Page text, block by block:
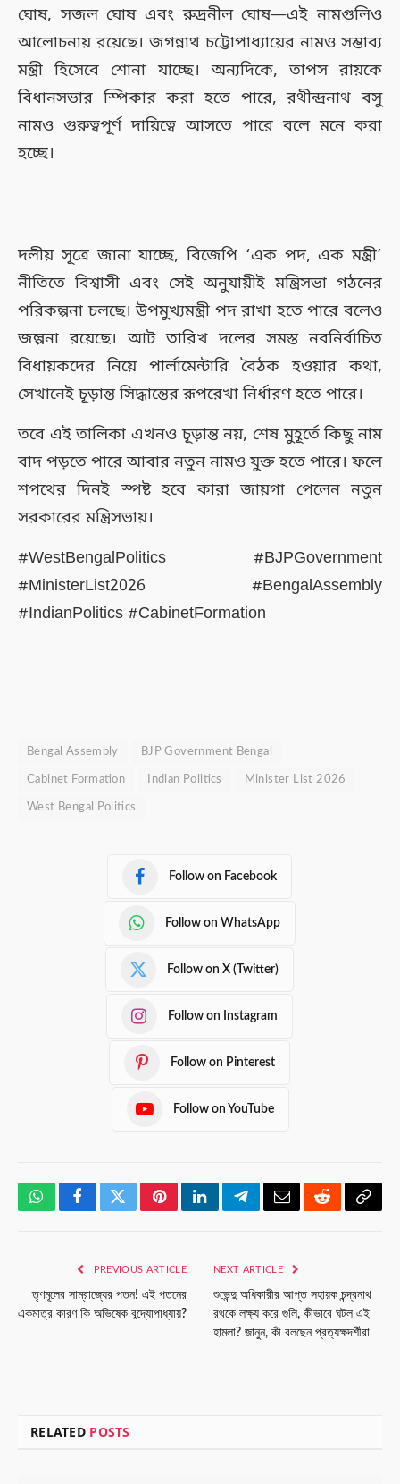
ঘোষ, সজল ঘোষ এবং রুদ্রনীল ঘোষ—এই নামগুলিও
আলোচনায় রয়েছে। জগন্নাথ চট্টোপাধ্যায়ের নামও সম্ভাব্য
মন্ত্রী হিসেবে শোনা যাচ্ছে। অন্যদিকে, তাপস রায়কে
বিধানসভার স্পিকার করা হতে পারে, রথীন্দ্রনাথ বসু
নামও গুরুত্বপূর্ণ দায়িত্বে আসতে পারে বলে মনে করা
হচ্ছে।
দলীয় সূত্রে জানা যাচ্ছে, বিজেপি ‘এক পদ, এক মন্ত্রী’
নীতিতে বিশ্বাসী এবং সেই অনুযায়ীই মন্ত্রিসভা গঠনের
পরিকল্পনা চলছে। উপমুখ্যমন্ত্রী পদ রাখা হতে পারে বলেও
জল্পনা রয়েছে। আট তারিখ দলের সমস্ত নবনির্বাচিত
বিধায়কদের নিয়ে পার্লামেন্টারি বৈঠক হওয়ার কথা,
সেখানেই চূড়ান্ত সিদ্ধান্তের রূপরেখা নির্ধারণ হতে পারে।
তবে এই তালিকা এখনও চূড়ান্ত নয়, শেষ মুহূর্তে কিছু নাম
বাদ পড়তে পারে আবার নতুন নামও যুক্ত হতে পারে। ফলে
শপথের দিনই স্পষ্ট হবে কারা জায়গা পেলেন নতুন
সরকারের মন্ত্রিসভায়।
#WestBengalPolitics #BJPGovernment
#MinisterList2026 #BengalAssembly
#IndianPolitics #CabinetFormation
Bengal Assembly BJP Government Bengal
Cabinet Formation Indian Politics Minister List 2026
West Bengal Politics
Follow on Facebook
Follow on WhatsApp
Follow on X (Twitter)
Follow on Instagram
Follow on Pinterest
Follow on YouTube
WhatsAppFacebookTwitterPinterestLinkedInTelegramEmailRedditCopy
PREVIOUS ARTICLE
তৃণমূলের সাম্রাজ্যের পতন! এই পতনের
একমাত্র কারণ কি অভিষেক বন্দ্যোপাধ্যায়?
NEXT ARTICLE
শুভেন্দু অধিকারীর আপ্ত সহায়ক চন্দ্রনাথ
রথকে লক্ষ্য করে গুলি, কীভাবে ঘটল এই
হামলা? জানুন, কী বলছেন প্রত্যক্ষদর্শীরা
RELATED POSTS